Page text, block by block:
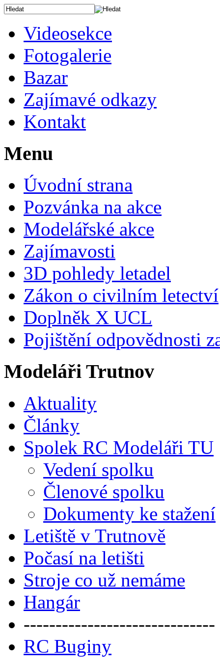
Videosekce
Fotogalerie
Bazar
Zajímavé odkazy
Kontakt
Menu
Úvodní strana
Pozvánka na akce
Modelářské akce
Zajímavosti
3D pohledy letadel
Zákon o civilním letectví
Doplněk X UCL
Pojištění odpovědnosti
Modeláři Trutnov
Aktuality
Články
Spolek RC Modeláři TU
Vedení spolku
Členové spolku
Dokumenty ke stažení
Letiště v Trutnově
Počasí na letišti
Stroje co už nemáme
Hangár
------------------------------
RC Buginy